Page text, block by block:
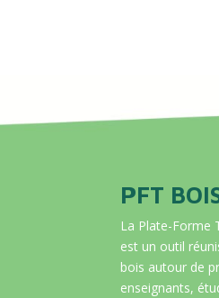
PFT
La Plate-Forme
est un outil
bois autour de
enseignants,